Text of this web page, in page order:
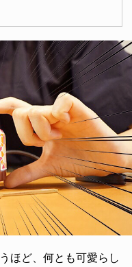
ほど、何とも可愛らし